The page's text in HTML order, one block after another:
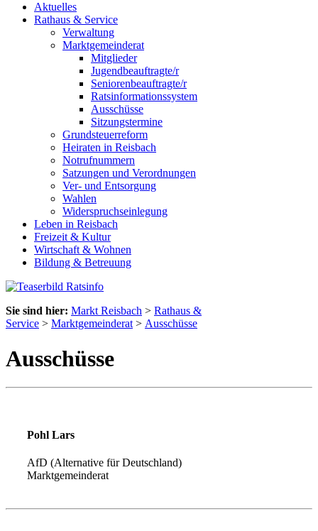
Aktuelles
Rathaus & Service
Verwaltung
Marktgemeinderat
Mitglieder
Jugendbeauftragte/r
Seniorenbeauftragte/r
Ratsinformationssystem
Ausschüsse
Sitzungstermine
Grundsteuerreform
Heiraten in Reisbach
Notrufnummern
Satzungen und Verordnungen
Ver- und Entsorgung
Wahlen
Widerspruchseinlegung
Leben in Reisbach
Freizeit & Kultur
Wirtschaft & Wohnen
Bildung & Betreuung
Sie sind hier: Markt Reisbach > Rathaus &
Service > Marktgemeinderat > Ausschüsse
Ausschüsse
Pohl Lars
AfD (Alternative für Deutschland)
Marktgemeinderat